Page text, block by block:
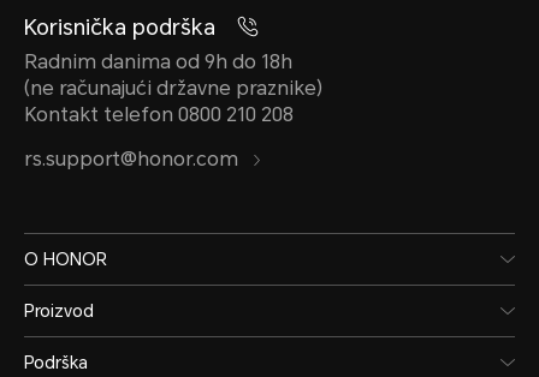
Korisnička podrška
Radnim danima od 9h do 18h
(ne računajući državne praznike)
Kontakt telefon 0800 210 208
rs.support@honor.com
O HONOR
Proizvod
Podrška